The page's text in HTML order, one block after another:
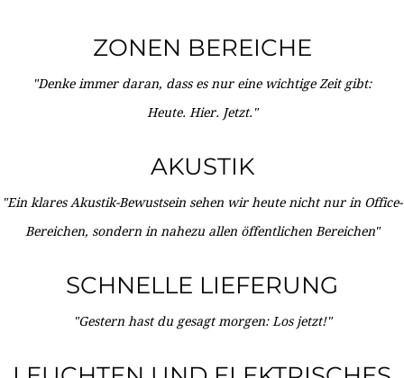
ZONEN BEREICHE
"Denke immer daran, dass es nur eine wichtige Zeit gibt:
Heute. Hier. Jetzt."
AKUSTIK
"Ein klares Akustik-Bewustsein sehen wir heute nicht nur in Office-
Bereichen, sondern in nahezu allen öffentlichen Bereichen"
SCHNELLE LIEFERUNG
"Gestern hast du gesagt morgen: Los jetzt!"